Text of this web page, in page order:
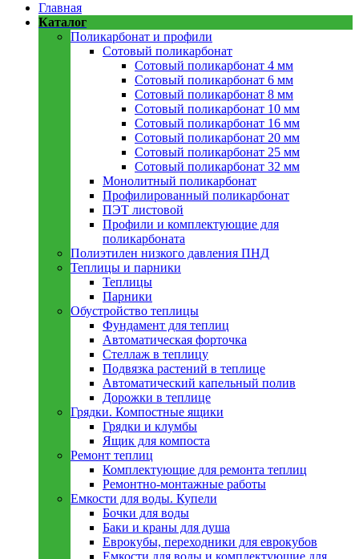
Главная
Каталог
Поликарбонат и профили
Сотовый поликарбонат
Сотовый поликарбонат 4 мм
Сотовый поликарбонат 6 мм
Сотовый поликарбонат 8 мм
Сотовый поликарбонат 10 мм
Сотовый поликарбонат 16 мм
Сотовый поликарбонат 20 мм
Сотовый поликарбонат 25 мм
Сотовый поликарбонат 32 мм
Монолитный поликарбонат
Профилированный поликарбонат
ПЭТ листовой
Профили и комплектующие для
поликарбоната
Полиэтилен низкого давления ПНД
Теплицы и парники
Теплицы
Парники
Обустройство теплицы
Фундамент для теплиц
Автоматическая форточка
Стеллаж в теплицу
Подвязка растений в теплице
Автоматический капельный полив
Дорожки в теплице
Грядки. Компостные ящики
Грядки и клумбы
Ящик для компоста
Ремонт теплиц
Комплектующие для ремонта теплиц
Ремонтно-монтажные работы
Емкости для воды. Купели
Бочки для воды
Баки и краны для душа
Еврокубы, переходники для еврокубов
Емкости для воды и комплектующие для